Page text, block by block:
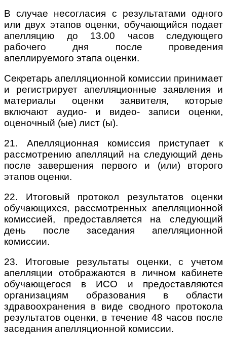
В случае несогласия с результатами одного
или двух этапов оценки, обучающийся подает
апелляцию до 13.00 часов следующего
рабочего дня после проведения
апеллируемого этапа оценки.
Секретарь апелляционной комиссии принимает
и регистрирует апелляционные заявления и
материалы оценки заявителя, которые
включают аудио- и видео- записи оценки,
оценочный (ые) лист (ы).
21. Апелляционная комиссия приступает к
рассмотрению апелляций на следующий день
после завершения первого и (или) второго
этапов оценки.
22. Итоговый протокол результатов оценки
обучающихся, рассмотренных апелляционной
комиссией, предоставляется на следующий
день после заседания апелляционной
комиссии.
23. Итоговые результаты оценки, с учетом
апелляции отображаются в личном кабинете
обучающегося в ИСО и предоставляются
организациям образования в области
здравоохранения в виде сводного протокола
результатов оценки, в течение 48 часов после
заседания апелляционной комиссии.